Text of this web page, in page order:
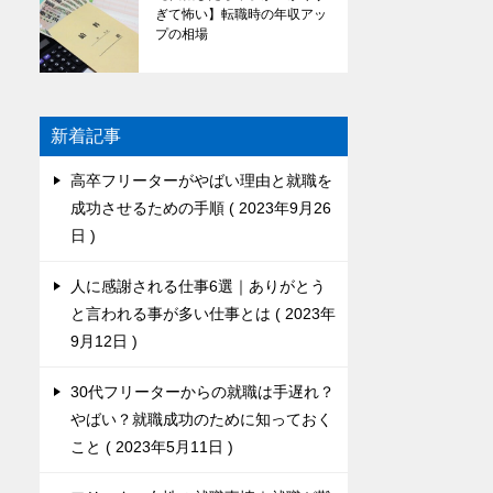
ぎて怖い】転職時の年収アッ
プの相場
新着記事
高卒フリーターがやばい理由と就職を
成功させるための手順
2023年9月26
日
人に感謝される仕事6選｜ありがとう
と言われる事が多い仕事とは
2023年
9月12日
30代フリーターからの就職は手遅れ？
やばい？就職成功のために知っておく
こと
2023年5月11日